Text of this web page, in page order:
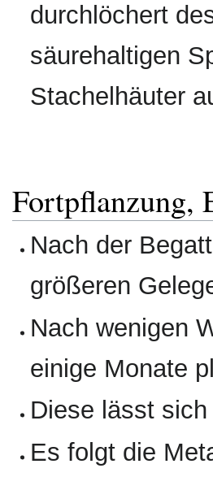
durchlöchert
säurehaltigen
Stachelhäuter
Fortpflanzung,
Nach der
größeren
Nach wenigen
einige Monate
Diese lässt
Es folgt die